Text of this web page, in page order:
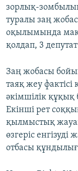
зорлық-
туралы заң
оқылымында
қолдап, 3
Заң жобасы
таяқ жеу
әкімшілік
Екінші рет
қылмыстық
өзгеріс
отбасы